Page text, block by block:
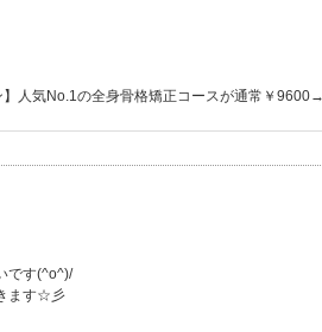
】人気No.1の全身骨格矯正コースが通常￥
です(^o^)/
ます☆彡